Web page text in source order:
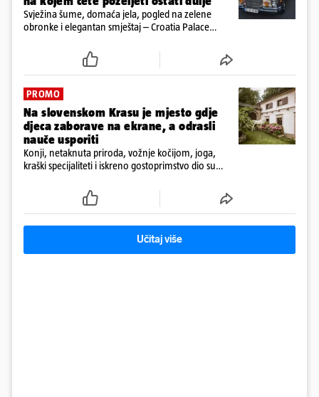
Svježina šume, domaća jela, pogled na zelene
obronke i elegantan smještaj – Croatia Palace
PROMO
Na slovenskom Krasu je mjesto gdje
djeca zaborave na ekrane, a odrasli
nauče usporiti
Konji, netaknuta priroda, vožnje kočijom, joga,
kraški specijaliteti i iskreno gostoprimstvo dio su
Učitaj više